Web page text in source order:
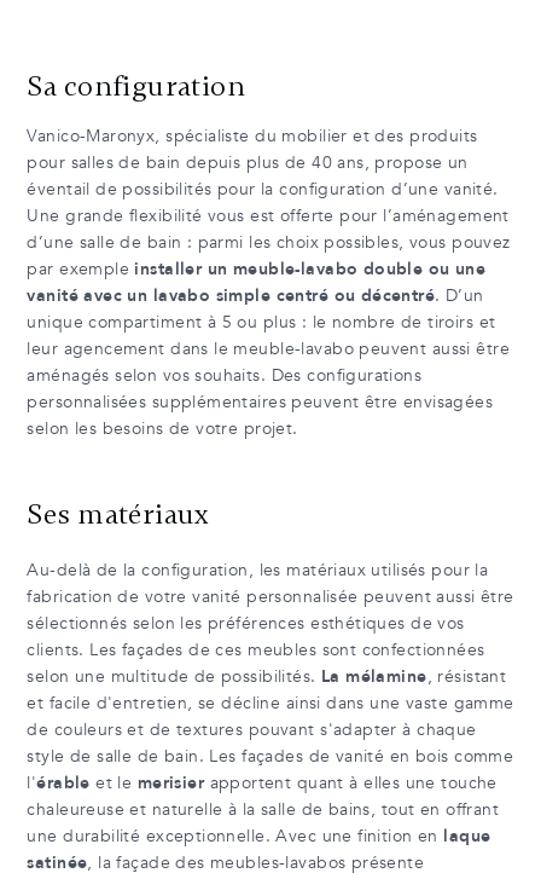
Sa configuration
Vanico-Maronyx, spécialiste du mobilier et des produits
pour salles de bain depuis plus de 40 ans, propose un
éventail de possibilités pour la configuration d’une vanité.
Une grande flexibilité vous est offerte pour l’aménagement
d’une salle de bain : parmi les choix possibles, vous pouvez
par exemple installer un meuble-lavabo double ou une
vanité avec un lavabo simple centré ou décentré. D’un
unique compartiment à 5 ou plus : le nombre de tiroirs et
leur agencement dans le meuble-lavabo peuvent aussi être
aménagés selon vos souhaits. Des configurations
personnalisées supplémentaires peuvent être envisagées
selon les besoins de votre projet.
Ses matériaux
Au-delà de la configuration, les matériaux utilisés pour la
fabrication de votre vanité personnalisée peuvent aussi être
sélectionnés selon les préférences esthétiques de vos
clients. Les façades de ces meubles sont confectionnées
selon une multitude de possibilités. La mélamine, résistant
et facile d'entretien, se décline ainsi dans une vaste gamme
de couleurs et de textures pouvant s'adapter à chaque
style de salle de bain. Les façades de vanité en bois comme
l'érable et le merisierapportent quant à elles une touche
chaleureuse et naturelle à la salle de bains, tout en offrant
une durabilité exceptionnelle. Avec une finition en laque
satinée, la façade des meubles-lavabos présente